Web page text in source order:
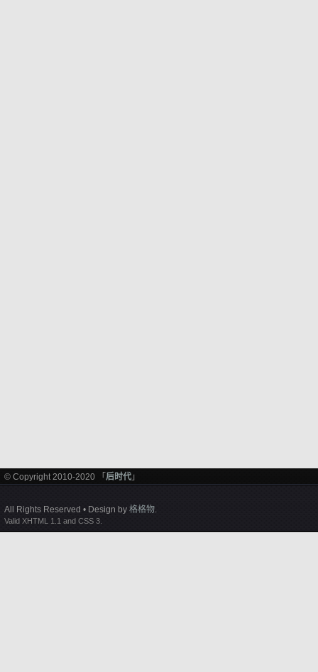
© Copyright 2010-2020 「 后时代 」
All Rights Reserved • Design by 格格物.
Valid XHTML 1.1 and CSS 3.